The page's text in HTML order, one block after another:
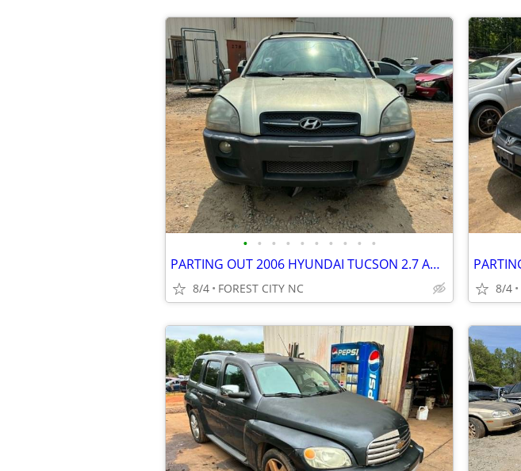
• • • • • • • • • •
PARTING OUT 2006 HYUNDAI TUCSON 2.7 AUTO FWD GOOD TRANSMISSION CALL US
8/4 FOREST CITY NC 8/4